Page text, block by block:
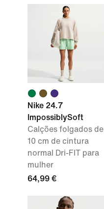
Nike 24.7
ImpossiblySoft
Calções folgados de
10 cm de cintura
normal Dri-FIT para
mulher
64,99 €